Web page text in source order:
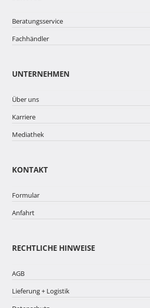
Beratungsservice
Fachhändler
UNTERNEHMEN
Über uns
Karriere
Mediathek
KONTAKT
Formular
Anfahrt
RECHTLICHE HINWEISE
AGB
Lieferung + Logistik